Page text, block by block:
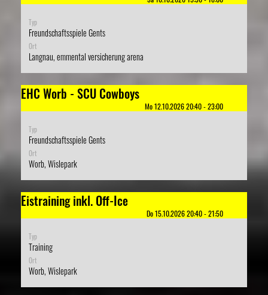
Typ
Freundschaftsspiele Gents
Ort
Langnau, emmental versicherung arena
EHC Worb - SCU Cowboys
Mo 12.10.2026 20:40 - 23:00
Typ
Freundschaftsspiele Gents
Ort
Worb, Wislepark
Eistraining inkl. Off-Ice
Do 15.10.2026 20:40 - 21:50
Typ
Training
Ort
Worb, Wislepark